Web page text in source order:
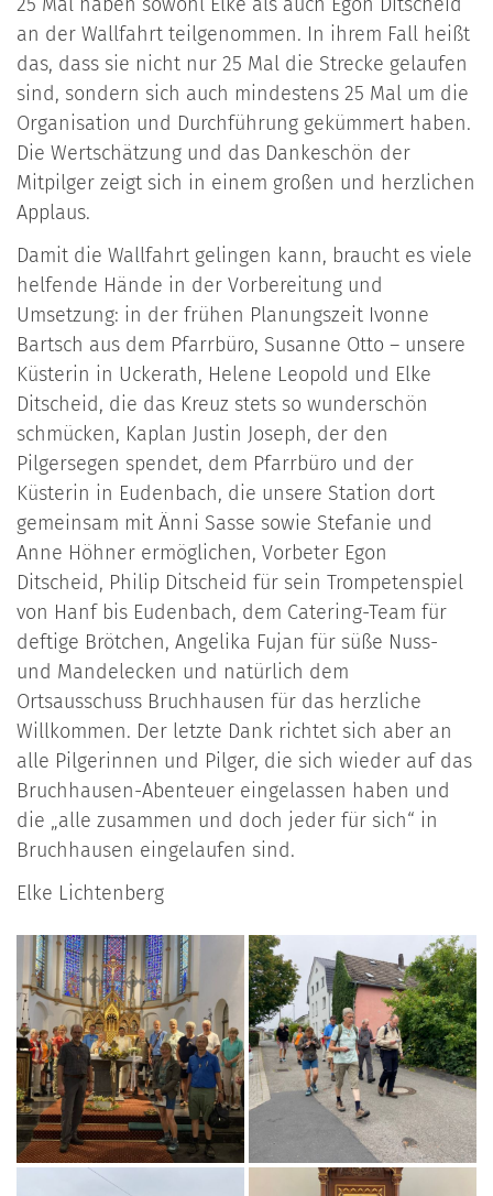
an der Wallfahrt teilgenommen. In ihrem Fall heißt
das, dass sie nicht nur 25 Mal die Strecke gelaufen
sind, sondern sich auch mindestens 25 Mal um die
Organisation und Durchführung gekümmert haben.
Die Wertschätzung und das Dankeschön der
Mitpilger zeigt sich in einem großen und herzlichen
Applaus.
Damit die Wallfahrt gelingen kann, braucht es viele
helfende Hände in der Vorbereitung und
Umsetzung: in der frühen Planungszeit Ivonne
Bartsch aus dem Pfarrbüro, Susanne Otto – unsere
Küsterin in Uckerath, Helene Leopold und Elke
Ditscheid, die das Kreuz stets so wunderschön
schmücken, Kaplan Justin Joseph, der den
Pilgersegen spendet, dem Pfarrbüro und der
Küsterin in Eudenbach, die unsere Station dort
gemeinsam mit Änni Sasse sowie Stefanie und
Anne Höhner ermöglichen, Vorbeter Egon
Ditscheid, Philip Ditscheid für sein Trompetenspiel
von Hanf bis Eudenbach, dem Catering-Team für
deftige Brötchen, Angelika Fujan für süße Nuss-
und Mandelecken und natürlich dem
Ortsausschuss Bruchhausen für das herzliche
Willkommen. Der letzte Dank richtet sich aber an
alle Pilgerinnen und Pilger, die sich wieder auf das
Bruchhausen-Abenteuer eingelassen haben und
die „alle zusammen und doch jeder für sich“ in
Bruchhausen eingelaufen sind.
Elke Lichtenberg